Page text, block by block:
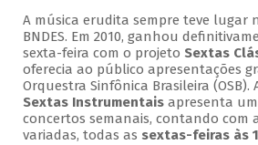
A música erudita sempre teve lugar
BNDES. Em 2010, ganhou
sexta-feira com o projeto Sextas
oferecia ao público apresentações
Orquestra Sinfônica Brasileira
Sextas Instrumentaisapresenta
concertos semanais, contando com
variadas, todas as sextas-feiras às